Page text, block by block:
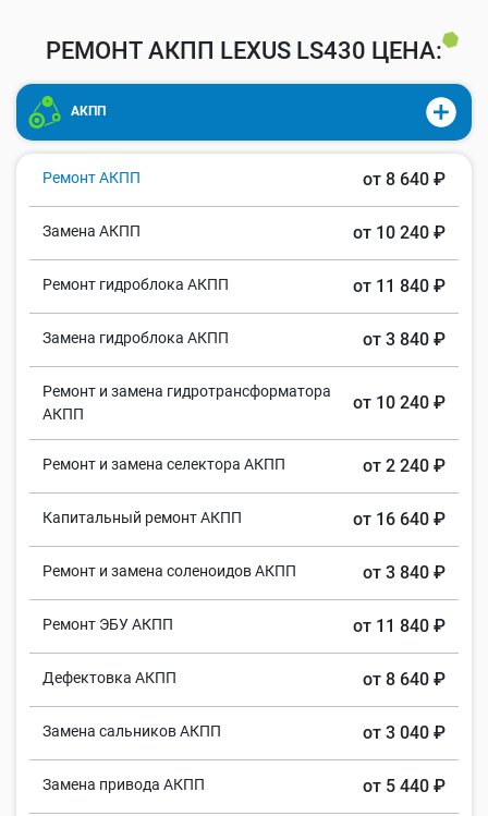
РЕМОНТ АКПП LEXUS LS430 ЦЕНА:
АКПП
Ремонт АКПП от 8 640 ₽
Замена АКПП от 10 240 ₽
Ремонт гидроблока АКПП от 11 840 ₽
Замена гидроблока АКПП от 3 840 ₽
Ремонт и замена гидротрансформатора
АКПП
от 10 240 ₽
Ремонт и замена селектора АКПП от 2 240 ₽
Капитальный ремонт АКПП от 16 640 ₽
Ремонт и замена соленоидов АКПП от 3 840 ₽
Ремонт ЭБУ АКПП от 11 840 ₽
Дефектовка АКПП от 8 640 ₽
Замена сальников АКПП от 3 040 ₽
Замена привода АКПП от 5 440 ₽